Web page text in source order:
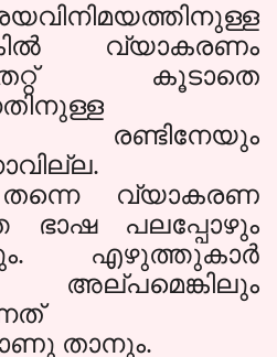
വ്യാകരണം
കൂടാതെ
രണ്ടിനേയും
വ്യാകരണ
ഭാഷ പലപ്പോഴും
എഴുത്തുകാര്‍
താനും.